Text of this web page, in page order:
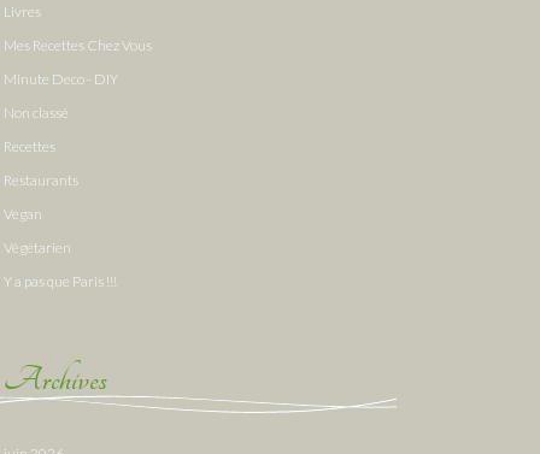
Livres
Mes Recettes Chez Vous
Minute Deco - DIY
Non classé
Recettes
Restaurants
Vegan
Végétarien
Y a pas que Paris !!!
Archives